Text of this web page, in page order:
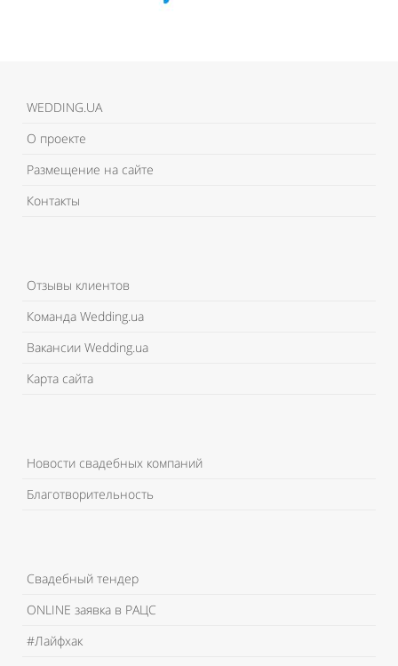
WEDDING.UA
О проекте
Размещение на сайте
Контакты
Отзывы клиентов
Команда Wedding.ua
Вакансии Wedding.ua
Карта сайта
Новости свадебных компаний
Благотворительность
Свадебный тендер
ONLINE заявка в РАЦС
#Лайфхак